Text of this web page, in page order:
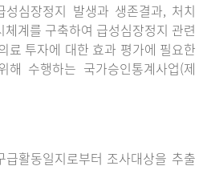
성심장정지 발생과 생존결과, 처치
계를 구축하여 급성심장정지 관련
료 투자에 대한 효과 평가에 필요한
해 수행하는 국가승인통계사업(제
활동일지로부터 조사대상을 추출